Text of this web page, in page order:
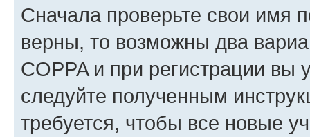
Сначала проверьте свои имя
верны, то возможны два
COPPA и при регистрации вы
следуйте полученным
требуется, чтобы все новые